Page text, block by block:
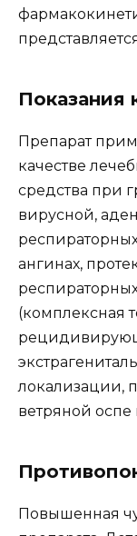
Показания
Препарат
качестве
средства при
вирусной,
ангинах,
(комплексная
локализации,
ветряной
Повышенная